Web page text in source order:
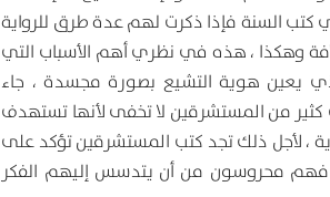
كتب السنة فإذا ذكرت لهم عدة طرق للرواية
وهكذا ، هذه في نظري أهم الأسباب التي
يعين هوية التشيع بصورة مجسدة ، جاء
من المستشرقين لا تخفى لأنها تستهدف
، لأجل ذلك تجد كتب المستشرقين تؤكد على
فهم محروسون من أن يتدسس إليهم الفكر